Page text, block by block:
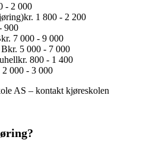
- 2 000
kr. 1 800 - 2 200
900
kr. 7 000 - 9 000
kr. 5 000 - 7 000
kr. 800 - 1 400
2 000 - 3 000
AS – kontakt kjøreskolen